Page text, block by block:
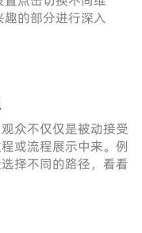
的部分进行深入
观众不仅仅是被动接受
或流程展示中来。例
择不同的路径，看看